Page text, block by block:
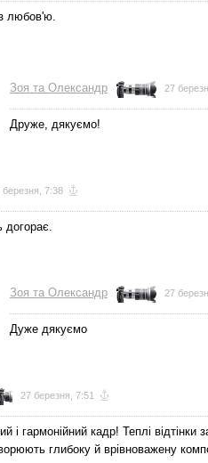
любов'ю.
Зоя та Олександр 27
Друже, дякуємо!
березня, 7:38
догорає.
Зоя та Олександр 27
Дуже дякуємо
27 березня, 7:51
і гармонійний кадр! Теплі
глибоку й врівноважену